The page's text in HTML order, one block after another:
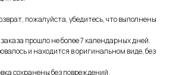
пожалуйста, убедитесь, что выполнены
прошло не более 7 календарных дней.
и находится в оригинальном виде, без
сохранены без повреждений.